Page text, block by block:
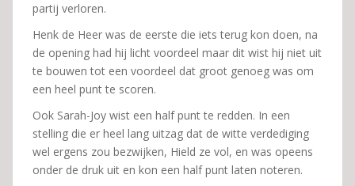
partij verloren.
Henk de Heer was de eerste die iets terug kon doen, na
de opening had hij licht voordeel maar dit wist hij niet uit
te bouwen tot een voordeel dat groot genoeg was om
een heel punt te scoren.
Ook Sarah-Joy wist een half punt te redden. In een
stelling die er heel lang uitzag dat de witte verdediging
wel ergens zou bezwijken, Hield ze vol, en was opeens
onder de druk uit en kon een half punt laten noteren.